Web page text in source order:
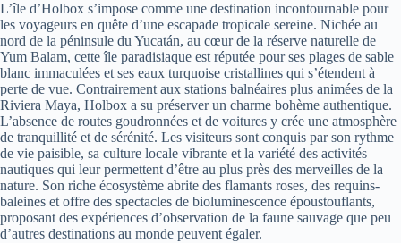
L’île d’Holbox s’impose comme une destination incontournable pour
les voyageurs en quête d’une escapade tropicale sereine. Nichée au
nord de la péninsule du Yucatán, au cœur de la réserve naturelle de
Yum Balam, cette île paradisiaque est réputée pour ses plages de sable
blanc immaculées et ses eaux turquoise cristallines qui s’étendent à
perte de vue. Contrairement aux stations balnéaires plus animées de la
Riviera Maya, Holbox a su préserver un charme bohème authentique.
L’absence de routes goudronnées et de voitures y crée une atmosphère
de tranquillité et de sérénité. Les visiteurs sont conquis par son rythme
de vie paisible, sa culture locale vibrante et la variété des activités
nautiques qui leur permettent d’être au plus près des merveilles de la
nature. Son riche écosystème abrite des flamants roses, des requins-
baleines et offre des spectacles de bioluminescence époustouflants,
proposant des expériences d’observation de la faune sauvage que peu
d’autres destinations au monde peuvent égaler.